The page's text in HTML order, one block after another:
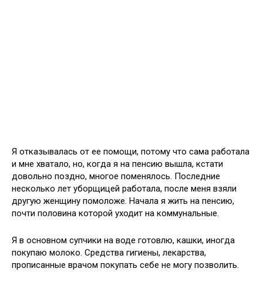
Я отказывалась от ее помощи, потому что сама работала
и мне хватало, но, когда я на пенсию вышла, кстати
довольно поздно, многое поменялось. Последние
несколько лет уборщицей работала, после меня взяли
другую женщину помоложе. Начала я жить на пенсию,
почти половина которой уходит на коммунальные.
Я в основном супчики на воде готовлю, кашки, иногда
покупаю молоко. Средства гигиены, лекарства,
прописанные врачом покупать себе не могу позволить.